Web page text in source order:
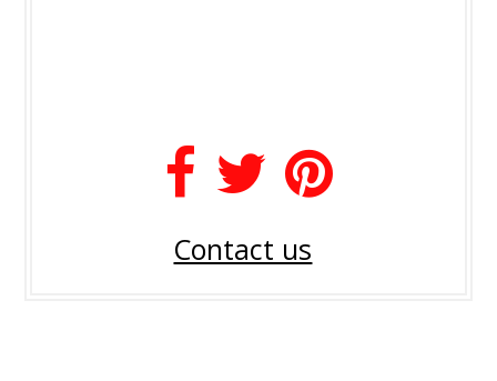
Contact us